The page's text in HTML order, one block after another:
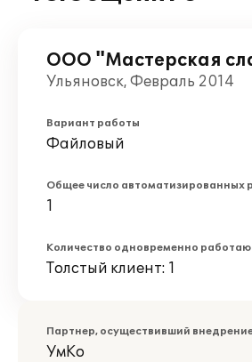
ООО "Мастерская
Ульяновск, Февраль 2014
Вариант работы
Файловый
Общее число автоматизированных
1
Количество одновременно
Толстый клиент: 1
Партнер, осуществивший
УмКо